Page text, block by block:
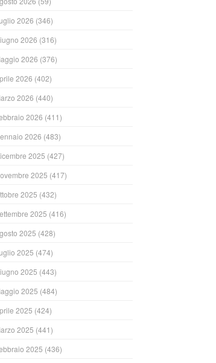
2026 (346)
2026 (316)
2026 (376)
2026 (402)
2026 (440)
2026 (411)
2026 (483)
2025 (427)
2025 (417)
2025 (432)
2025 (416)
2025 (428)
2025 (474)
2025 (443)
2025 (484)
2025 (424)
2025 (441)
2025 (436)